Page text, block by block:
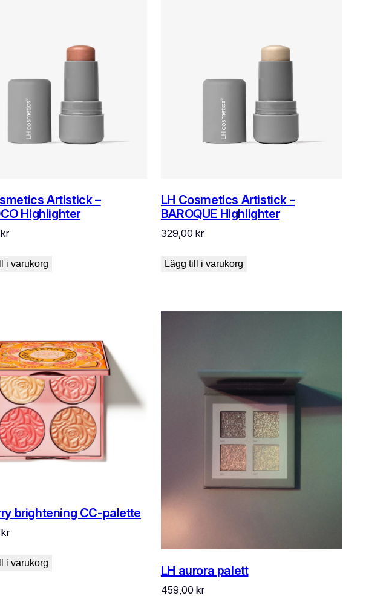
Artistick –
Highlighter
kr
i varukorg
LH Cosmetics Artistick -
BAROQUE Highlighter
329,00 kr
Lägg till i varukorg
brightening CC-palette
kr
i varukorg LH aurora palett
459,00 kr